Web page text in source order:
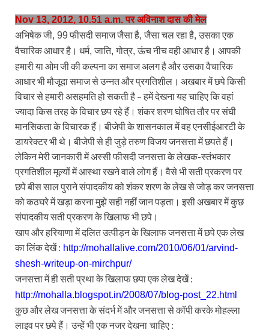
Nov 13, 2012, 10.51 a.m. पर अविनाश दास की मेल
अभिषेक जी, 99फीसदी समाज जैसा है,जैसा चल रहा है,उसका एक
वैचारिक आधार है। धर्म,जाति,गोत्र,ऊंच नीच वही आधार है। आपकी
हमारी या ओम जी की कल्‍पना का समाज अलग है और उसका वैचारिक
आधार भी मौजूदा समाज से उन्नत और प्रगतिशील। अखबार में छपे किसी
विचार से हमारी असहमति हो सकती है – हमें देखना यह चाहिए कि वहां
ज्‍यादा किस तरह के विचार छप रहे हैं। शंकर शरण घोषित तौर पर संघी
मानसिकता के विचारक हैं। बीजेपी के शासनकाल में वह एनसीईआरटी के
डायरेक्‍टर भी थे। बीजेपी से ही जुड़े तरुण विजय जनसत्ता में छपते हैं।
लेकिन मेरी जानकारी में अस्‍सी फीसदी जनसत्ता के लेखक-स्‍तंभकार
प्रगतिशील मूल्‍यों में आस्‍था रखने वाले लोग हैं। वैसे भी सती प्रकरण पर
छपे बीस साल पुराने संपादकीय को शंकर शरण के लेख से जोड़ कर जनसत्ता
को कठघरे में खड़ा करना मुझे सही नहीं जान पड़ता। इसी अखबार में कुछ
संपादकीय सती प्रकरण के खिलाफ भी छपे।
खाप और हरियाणा में दलित उत्‍पीड़न के खिलाफ जनसत्ता में छपे एक लेख
का लिंक देखें : http://mohallalive.com/2010/06/01/arvind-
shesh-writeup-on-mirchpur/
जनसत्ता में ही सती प्रथा के खिलाफ छपा एक लेख देखें :
http://mohalla.blogspot.in/2008/07/blog-post_22.html
कुछ और लेख जनसत्ता के संदर्भ में और जनसत्ता से कॉपी करके मोहल्‍ला
लाइव पर छपे हैं। उन्‍हें भी एक नजर देखना चाहिए :